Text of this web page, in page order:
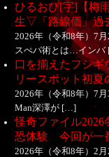
ひるおび[字]【梅
生▽「路線価」過
2026年（令和8年）7
スぺパ術とは…イン
口を揃えたフシギ
リースポット初夏
2026年（令和8年）7
Man深澤が […]
怪奇ファイル
恐体験 今回が一
2026年（令和8年）2